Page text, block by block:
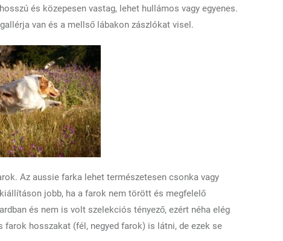
és közepesen vastag, lehet hullámos vagy egyenes.
van és a mellső lábakon zászlókat visel.
Az aussie farka lehet természetesen csonka vagy
jobb, ha a farok nem törött és megfelelő
és nem is volt szelekciós tényező, ezért néha elég
hosszakat (fél, negyed farok) is látni, de ezek se